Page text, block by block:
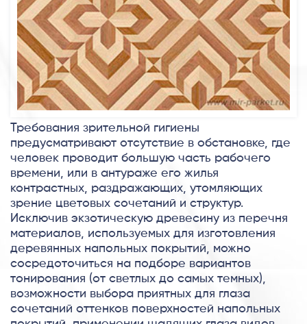
Требования зрительной гигиены
предусматривают отсутствие в обстановке, где
человек проводит большую часть рабочего
времени, или в антураже его жилья
контрастных, раздражающих, утомляющих
зрение цветовых сочетаний и структур.
Исключив экзотическую древесину из перечня
материалов, используемых для изготовления
деревянных напольных покрытий, можно
сосредоточиться на подборе вариантов
тонирования (от светлых до самых темных),
возможности выбора приятных для глаза
сочетаний оттенков поверхностей напольных